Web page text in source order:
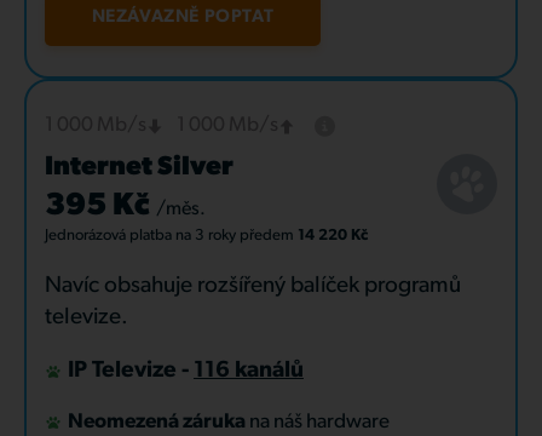
NEZÁVAZNĚ POPTAT
Internet Silver
395 Kč /měs.
Jednorázová platba na 3 roky předem 14 220 Kč
Navíc obsahuje rozšířený balíček programů
televize.
IP Televize - 116 kanálů
Neomezená záruka na náš hardware